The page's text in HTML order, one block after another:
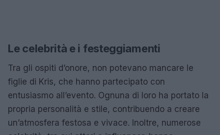
Le celebrità e i festeggiamenti
Tra gli ospiti d’onore, non potevano mancare le
figlie di Kris, che hanno partecipato con
entusiasmo all’evento. Ognuna di loro ha portato la
propria personalità e stile, contribuendo a creare
un’atmosfera festosa e vivace. Inoltre, numerose